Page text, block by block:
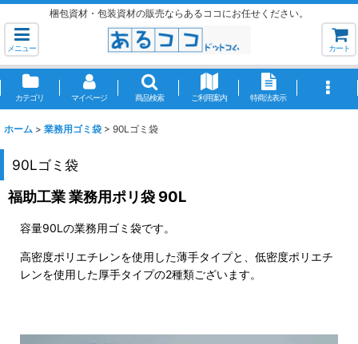
梱包資材・包装資材の販売ならあるココにお任せください。
メニュー カート
カテゴリ マイページ 商品検索 ご利用案内 特商法表示
ホーム > 業務用ゴミ袋 > 90Lゴミ袋
90Lゴミ袋
福助工業 業務用ポリ袋 90L
容量90Lの業務用ゴミ袋です。
高密度ポリエチレンを使用した薄手タイプと、低密度ポリエチ
レンを使用した厚手タイプの2種類ございます。